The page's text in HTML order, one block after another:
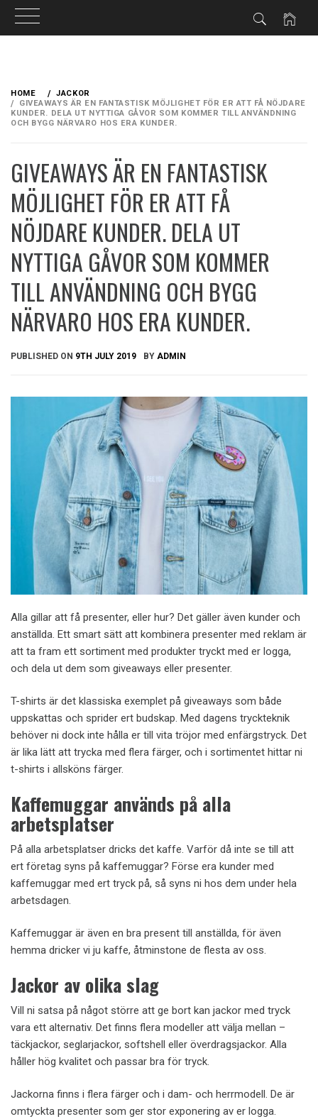
content
HOME
JACKOR
GIVEAWAYS ÄR EN FANTASTISK MÖJLIGHET FÖR ER ATT FÅ NÖJDARE
KUNDER. DELA UT NYTTIGA GÅVOR SOM KOMMER TILL ANVÄNDNING
OCH BYGG NÄRVARO HOS ERA KUNDER.
GIVEAWAYS ÄR EN FANTASTISK
MÖJLIGHET FÖR ER ATT FÅ
NÖJDARE KUNDER. DELA UT
NYTTIGA GÅVOR SOM KOMMER
TILL ANVÄNDNING OCH BYGG
NÄRVARO HOS ERA KUNDER.
PUBLISHED ON 9TH JULY 2019 BY ADMIN
Alla gillar att få presenter, eller hur? Det gäller även kunder och
anställda. Ett smart sätt att kombinera presenter med reklam är
att ta fram ett sortiment med produkter tryckt med er logga,
och dela ut dem som giveaways eller presenter.
T-shirts är det klassiska exemplet på giveaways som både
uppskattas och sprider ert budskap. Med dagens tryckteknik
behöver ni dock inte hålla er till vita tröjor med enfärgstryck. Det
är lika lätt att trycka med flera färger, och i sortimentet hittar ni
t-shirts i allsköns färger.
Kaffemuggar används på alla
arbetsplatser
På alla arbetsplatser dricks det kaffe. Varför då inte se till att
ert företag syns på kaffemuggar? Förse era kunder med
kaffemuggar med ert tryck på, så syns ni hos dem under hela
arbetsdagen.
Kaffemuggar är även en bra present till anställda, för även
hemma dricker vi ju kaffe, åtminstone de flesta av oss.
Jackor av olika slag
Vill ni satsa på något större att ge bort kan jackor med tryck
vara ett alternativ. Det finns flera modeller att välja mellan –
täckjackor, seglarjackor, softshell eller överdragsjackor. Alla
håller hög kvalitet och passar bra för tryck.
Jackorna finns i flera färger och i dam- och herrmodell. De är
omtyckta presenter som ger stor exponering av er logga.